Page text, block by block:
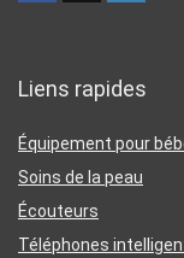
Liens rapides
Équipement pour
Soins de la peau
Écouteurs
Téléphones